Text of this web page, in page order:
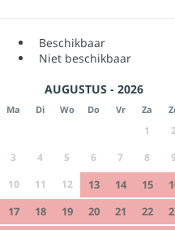
Beschikbaar
Niet beschikbaar
AUGUSTUS - 2026
Ma Di Wo Do Vr Za
1
3
4 5 6 7 8
9
10
11 12 13 14 15
17
18 19 20 21 22